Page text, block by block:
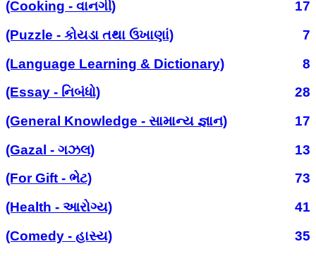
(Cooking - વાનગી)
17
(Puzzle - કોયડા તથા ઉખાણાં)
7
(Language Learning & Dictionary)
8
(Essay - નિબંધો)
28
(General Knowledge - સામાન્ય જ્ઞાન)
17
(Gazal - ગઝલ)
13
(For Gift - ભેટ)
73
(Health - આરોગ્ય)
41
(Comedy - હાસ્ય)
35